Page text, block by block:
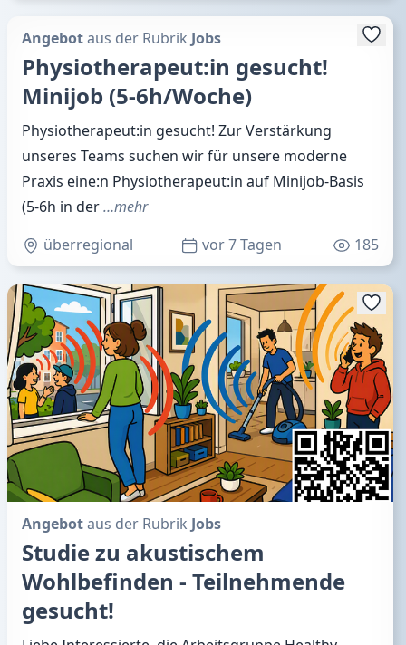
Angebotaus der Rubrik Jobs
Physiotherapeut:in gesucht!
Minijob (5-6h/Woche)
Physiotherapeut:in gesucht! Zur Verstärkung
unseres Teams suchen wir für unsere moderne
Praxis eine:n Physiotherapeut:in auf Minijob-Basis
(5-6h in der…mehr
überregional
vor 7 Tagen 185
Angebotaus der Rubrik Jobs
Studie zu akustischem
Wohlbefinden - Teilnehmende
gesucht!